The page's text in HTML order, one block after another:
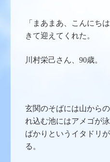
「まあまあ、こんにち
きて迎えてくれた。
川村栄己さん、90歳。
玄関のそばには山から
れ込む池にはアメゴが
ばかりというイタドリ
る。